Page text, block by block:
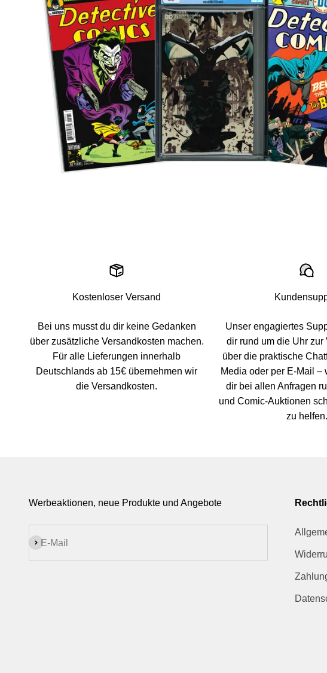
Kostenloser Versand
Bei uns musst du dir keine Gedanken
über zusätzliche Versandkosten machen.
Für alle Lieferungen innerhalb
Deutschlands ab 15€ übernehmen wir
die Versandkosten.
Unser engagiertes
dir rund um die Uhr zur
über die praktische
Media oder per E-Mail –
dir bei allen Anfragen
und Comic-Auktionen
zu helfen.
Werbeaktionen, neue Produkte und Angebote
E-Mail
Abonnieren